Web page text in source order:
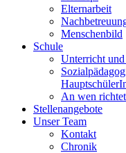
Elternarbeit
Menschenbild
Schule
Unterricht
An wen
Stellenangebote
Unser Team
Kontakt
Chronik